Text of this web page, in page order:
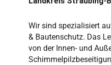
Wir sind spezialisiert
& Bautenschutz. Das
von der Innen- und